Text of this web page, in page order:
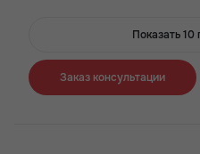
Показать
Заказ консультации